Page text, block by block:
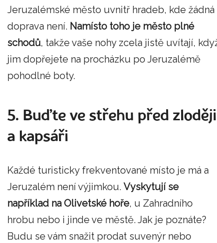
Jeruzalémské město uvnitř hradeb, kde žádná
doprava není. Namísto toho je město plné
schodů, takže vaše nohy zcela jistě uvítají,
jim dopřejete na procházku po Jeruzalémě
pohodlné boty.
5. Buďte ve střehu před zloději
a kapsáři
Každé turisticky frekventované místo je má a
Jeruzalém není výjimkou. Vyskytují se
například na Olivetské hoře, u Zahradního
hrobu nebo i jinde ve městě. Jak je poznáte?
Budu se vám snažit prodat suvenýr nebo